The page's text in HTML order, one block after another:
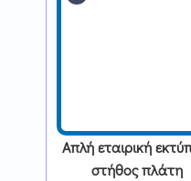
Απλή εταιρική
στήθος πλάτη